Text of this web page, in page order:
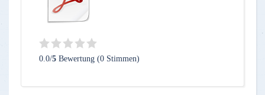
0.0/5 Bewertung (0 Stimmen)